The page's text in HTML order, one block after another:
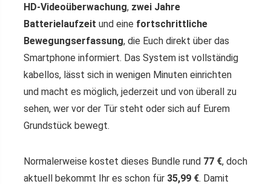
HD-Videoüberwachung, zwei Jahre
Batterielaufzeit und eine fortschrittliche
Bewegungserfassung, die Euch direkt über das
Smartphone informiert. Das System ist vollständig
kabellos, lässt sich in wenigen Minuten einrichten
und macht es möglich, jederzeit und von überall zu
sehen, wer vor der Tür steht oder sich auf Eurem
Grundstück bewegt.
Normalerweise kostet dieses Bundle rund 77 €, doch
aktuell bekommt Ihr es schon für 35,99 €. Damit